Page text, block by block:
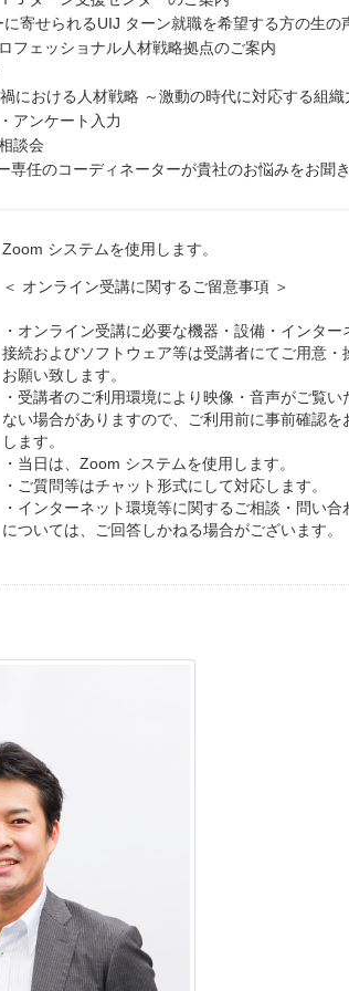
UIJ ターン就職を希望する方の生の声や
ェッショナル人材戦略拠点のご案内
材戦略 ～激動の時代に対応する組織力
アンケート入力
談会
ィネーターが貴社のお悩みをお聞き
Zoom システムを使用します。
＜ オンライン受講に関するご留意事項 ＞
・オンライン受講に必要な機器・設備・インター
接続およびソフトウェア等は受講者にてご用意・
お願い致します。
・受講者のご利用環境により映像・音声がご覧い
ない場合がありますので、ご利用前に事前確認を
します。
・当日は、Zoom システムを使用します。
・ご質問等はチャット形式にして対応します。
・インターネット環境等に関するご相談・問い合
については、ご回答しかねる場合がございます。